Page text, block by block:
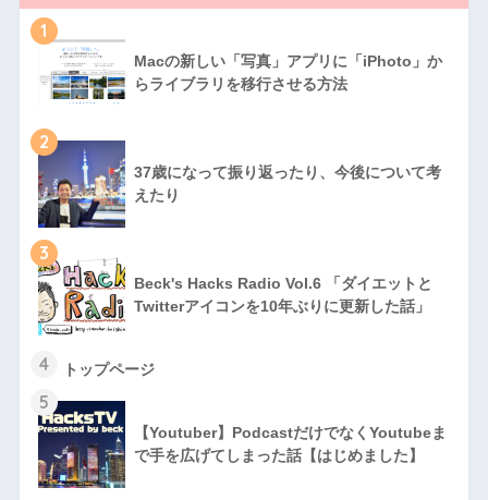
1
Macの新しい「写真」アプリに「iPhoto」か
らライブラリを移行させる方法
2
37歳になって振り返ったり、今後について考
えたり
3
Beck's Hacks Radio Vol.6 「ダイエットと
Twitterアイコンを10年ぶりに更新した話」
4 トップページ
5
【Youtuber】PodcastだけでなくYoutubeま
で手を広げてしまった話【はじめました】